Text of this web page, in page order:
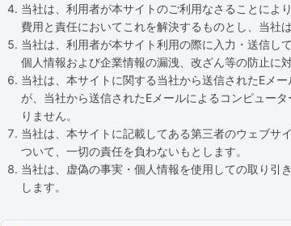
当社は、利用者が本サイトのご利用なさることによ
費用と責任においてこれを解決するものとし、当社
当社は、利用者が本サイト利用の際に入力・送信し
個人情報および企業情報の漏洩、改ざん等の防止に
当社は、本サイトに関する当社から送信されたEメ
が、当社から送信されたEメールによるコンピュー
りません。
当社は、本サイトに記載してある第三者のウェブサ
ついて、一切の責任を負わないもとします。
当社は、虚偽の事実・個人情報を使用しての取り引
します。